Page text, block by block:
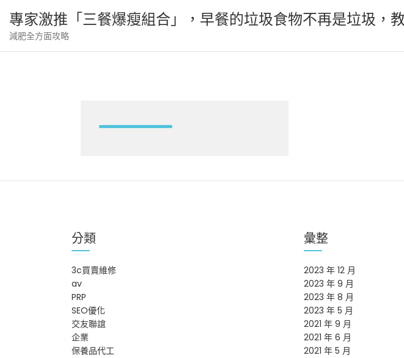
content
專家激推「三餐爆瘦組合」，早餐的垃圾食物不再是垃圾，
減肥全方面攻略
分類
3c買賣維修
av
PRP
SEO優化
交友聯誼
企業
保養品代工
彙整
2023 年 12 月
2023 年 9 月
2023 年 8 月
2023 年 5 月
2021 年 9 月
2021 年 6 月
2021 年 5 月